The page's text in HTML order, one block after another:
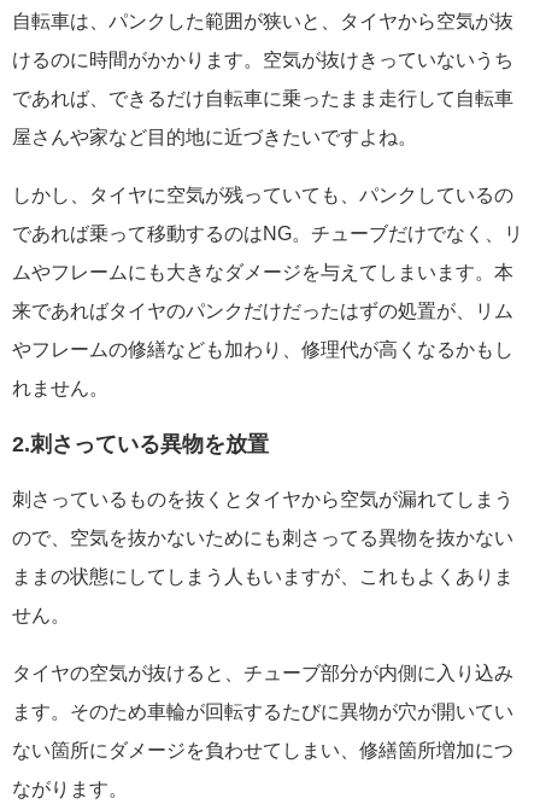
自転車は、パンクした範囲が狭いと、タイヤから空気が抜
けるのに時間がかかります。空気が抜けきっていないうち
であれば、できるだけ自転車に乗ったまま走行して自転車
屋さんや家など目的地に近づきたいですよね。
しかし、タイヤに空気が残っていても、パンクしているの
であれば乗って移動するのはNG。チューブだけでなく、リ
ムやフレームにも大きなダメージを与えてしまいます。本
来であればタイヤのパンクだけだったはずの処置が、リム
やフレームの修繕なども加わり、修理代が高くなるかもし
れません。
2.刺さっている異物を放置
刺さっているものを抜くとタイヤから空気が漏れてしまう
ので、空気を抜かないためにも刺さってる異物を抜かない
ままの状態にしてしまう人もいますが、これもよくありま
せん。
タイヤの空気が抜けると、チューブ部分が内側に入り込み
ます。そのため車輪が回転するたびに異物が穴が開いてい
ない箇所にダメージを負わせてしまい、修繕箇所増加につ
ながります。